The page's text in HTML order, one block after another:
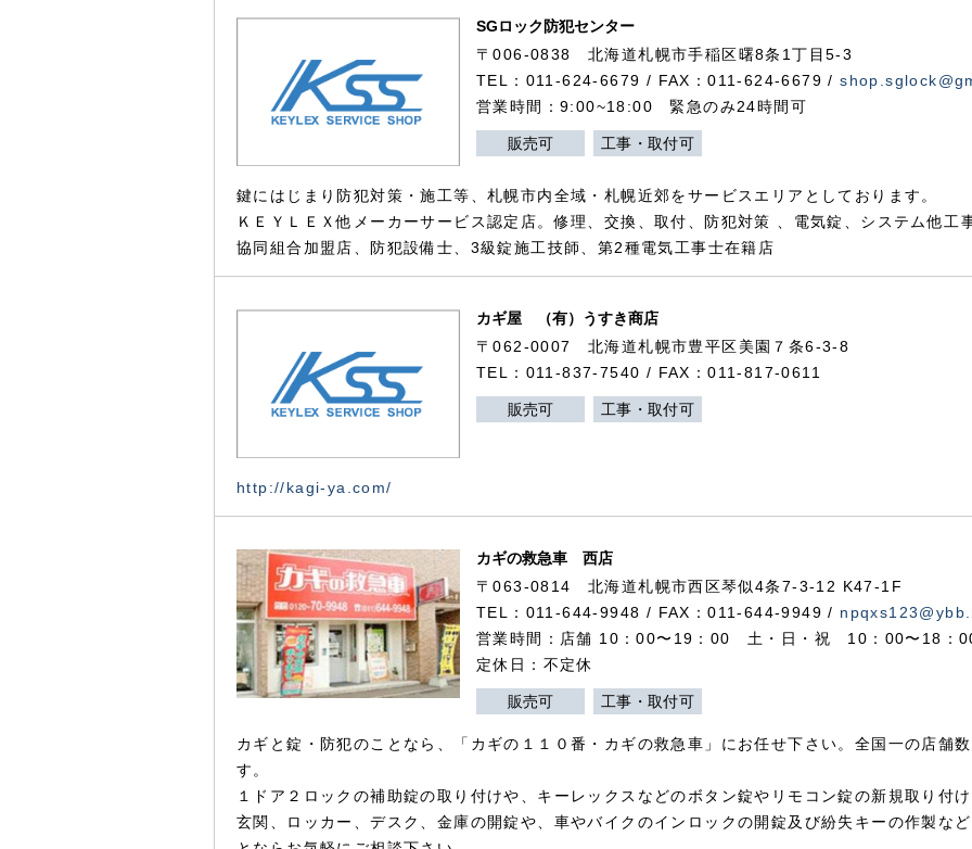
SGロック防犯センター
〒006-0838 北海道札幌市手稲区曙8条1丁目5-3
TEL：011-624-6679 / FAX：011-624-6679 /
営業時間：9:00~18:00 緊急のみ24時間可
販売可 工事・取付可
鍵にはじまり防犯対策・施工等、札幌市内全域・札幌近郊をサービスエリアとしております。
ＫＥＹＬＥＸ他メーカーサービス認定店。修理、交換、取付、防犯対策 、電気錠、システム他工
協同組合加盟店、防犯設備士、3級錠施工技師、第2種電気工事士在籍店
カギ屋 （有）うすき商店
〒062-0007 北海道札幌市豊平区美園７条6-3-8
TEL：011-837-7540 / FAX：011-817-0611
販売可 工事・取付可
http://kagi-ya.com/
カギの救急車 西店
〒063-0814 北海道札幌市西区琴似4条7-3-12 K47-1F
TEL：011-644-9948 / FAX：011-644-9949 /
営業時間：店舗 10：00〜19：00 土・日・祝 10：00〜18：
定休日：不定休
販売可 工事・取付可
カギと錠・防犯のことなら、「カギの１１０番・カギの救急車」にお任せ下さい。全国一の店舗
す。
１ドア２ロックの補助錠の取り付けや、キーレックスなどのボタン錠やリモコン錠の新規取り付
玄関、ロッカー、デスク、金庫の開錠や、車やバイクのインロックの開錠及び紛失キーの作製な